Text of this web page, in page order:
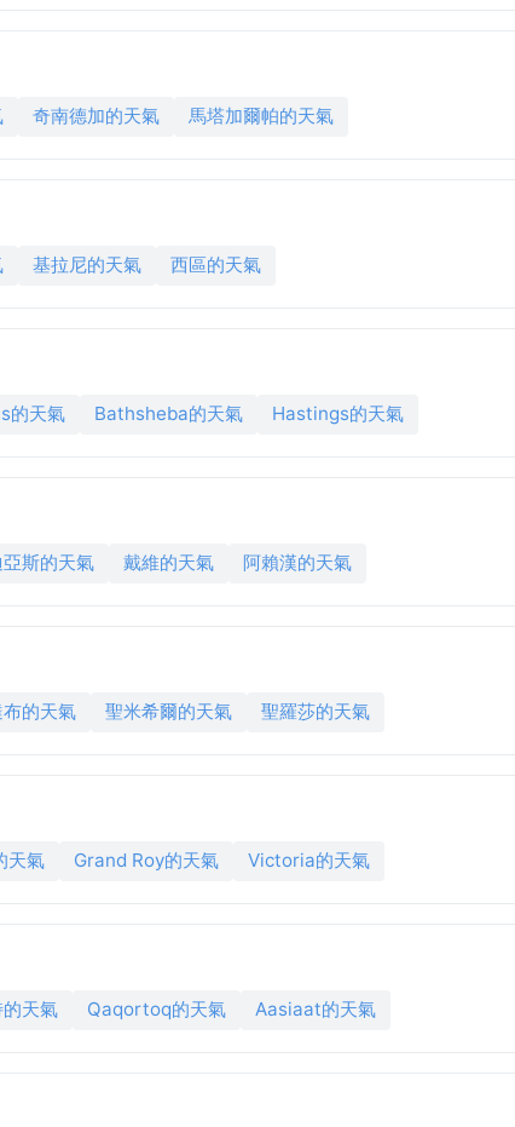
奇南德加的天氣 馬塔加爾帕的天氣
基拉尼的天氣 西區的天氣
的天氣 Bathsheba的天氣 Hastings的天氣
斯的天氣 戴維的天氣 阿賴漢的天氣
的天氣 聖米希爾的天氣 聖羅莎的天氣
天氣 Grand Roy的天氣 Victoria的天氣
天氣 Qaqortoq的天氣 Aasiaat的天氣